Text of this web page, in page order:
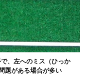
、左へのミス（ひっか
題がある場合が多い